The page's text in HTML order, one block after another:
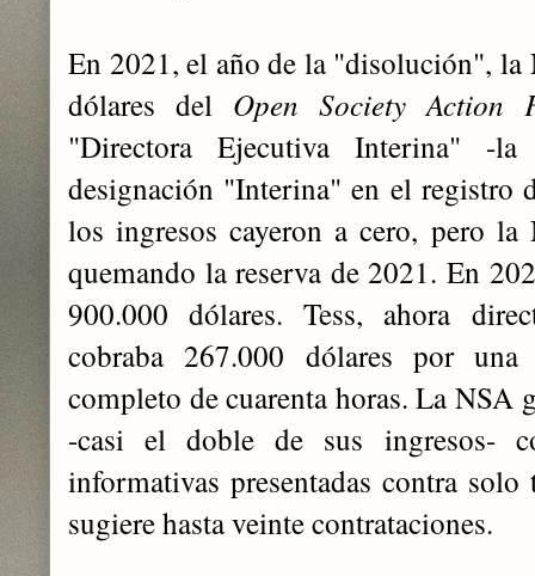
En 2021, el año de la "disolución",
dólares del Open Society Action
"Directora Ejecutiva Interina" -
designación "Interina" en el registro
los ingresos cayeron a cero, pero la
quemando la reserva de 2021. En
900.000 dólares. Tess, ahora
cobraba 267.000 dólares por
completo de cuarenta horas. La NSA
-casi el doble de sus ingresos-
informativas presentadas contra
sugiere hasta veinte contrataciones.